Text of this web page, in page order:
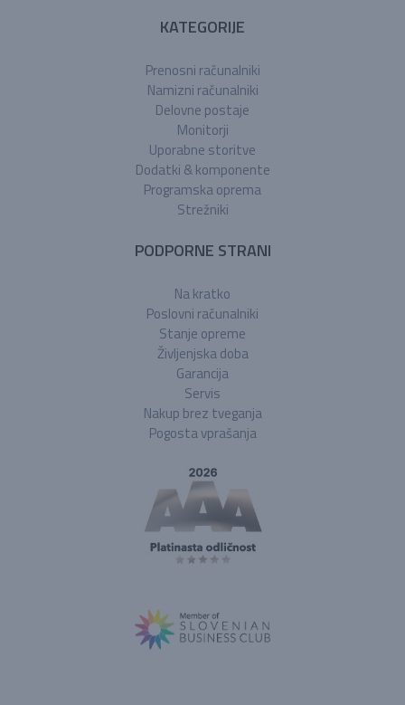
KATEGORIJE
Prenosni računalniki
Namizni računalniki
Delovne postaje
Monitorji
Uporabne storitve
Dodatki & komponente
Programska oprema
Strežniki
PODPORNE STRANI
Na kratko
Poslovni računalniki
Stanje opreme
Življenjska doba
Garancija
Servis
Nakup brez tveganja
Pogosta vprašanja